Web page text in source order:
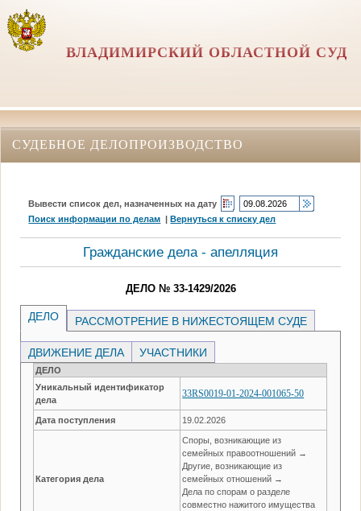
ВЛАДИМИРСКИЙ ОБЛАСТНОЙ СУД
СУДЕБНОЕ ДЕЛОПРОИЗВОДСТВО
Вывести список дел, назначенных на дату
Поиск информации по делам |Вернуться к списку дел
Гражданские дела - апелляция
ДЕЛО № 33-1429/2026
ДЕЛО РАССМОТРЕНИЕ В НИЖЕСТОЯЩЕМ СУДЕ
ДВИЖЕНИЕ ДЕЛА УЧАСТНИКИ
ДЕЛО
Уникальный идентификатор
дела
33RS0019-01-2024-001065-50
Дата поступления 19.02.2026
Категория дела
Споры, возникающие из
семейных правоотношений →
Другие, возникающие из
семейных отношений →
Дела по спорам о разделе
совместно нажитого имущества